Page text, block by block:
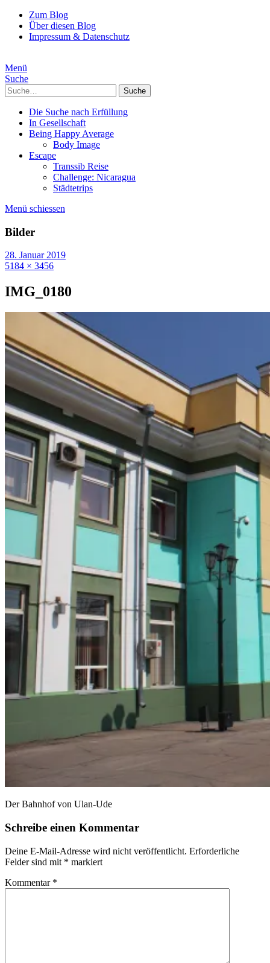
Zum Blog
Über diesen Blog
Impressum & Datenschutz
Menü
Suche
Suche
Die Suche nach Erfüllung
In Gesellschaft
Being Happy Average
Body Image
Escape
Transsib Reise
Challenge: Nicaragua
Städtetrips
Menü schiessen
Bilder
28. Januar 2019
5184 × 3456
IMG_0180
Der Bahnhof von Ulan-Ude
Schreibe einen Kommentar
Deine E-Mail-Adresse wird nicht veröffentlicht. Erforderliche
Felder sind mit * markiert
Kommentar *